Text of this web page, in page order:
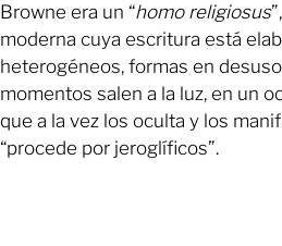
Browne era un “homo religiosus
moderna cuya escritura está
heterogéneos, formas en
momentos salen a la luz, en un
que a la vez los oculta y los
“procede por jeroglíficos”.